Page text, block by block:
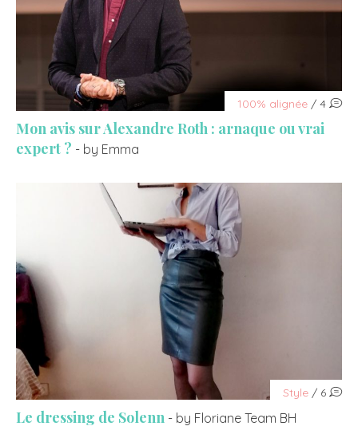
100% alignée / 4
Mon avis sur Alexandre Roth : arnaque ou vrai
expert ? - by Emma
Style / 6
Le dressing de Solenn - by Floriane Team BH